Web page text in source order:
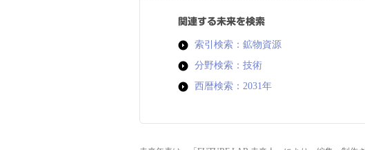
関連する未来を検索
索引検索：鉱物資源
分野検索：技術
西暦検索：2031年